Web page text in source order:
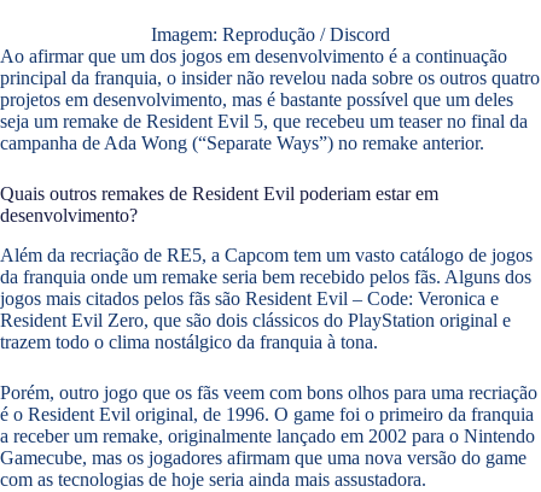
Imagem: Reprodução / Discord
Ao afirmar que um dos jogos em desenvolvimento é a continuação
principal da franquia, o insider não revelou nada sobre os outros quatro
projetos em desenvolvimento, mas é bastante possível que um deles
seja um remake de Resident Evil 5, que recebeu um teaser no final da
campanha de Ada Wong (“Separate Ways”) no remake anterior.
Quais outros remakes de Resident Evil poderiam estar em
desenvolvimento?
Além da recriação de RE5, a Capcom tem um vasto catálogo de jogos
da franquia onde um remake seria bem recebido pelos fãs. Alguns dos
jogos mais citados pelos fãs são Resident Evil – Code: Veronica e
Resident Evil Zero, que são dois clássicos do PlayStation original e
trazem todo o clima nostálgico da franquia à tona.
Porém, outro jogo que os fãs veem com bons olhos para uma recriação
é o Resident Evil original, de 1996. O game foi o primeiro da franquia
a receber um remake, originalmente lançado em 2002 para o Nintendo
Gamecube, mas os jogadores afirmam que uma nova versão do game
com as tecnologias de hoje seria ainda mais assustadora.